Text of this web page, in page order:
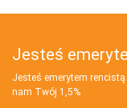
Jesteś
Jesteś emerytem
nam Twój 1,5%